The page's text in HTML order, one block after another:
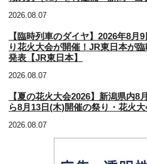
2026.08.07
【臨時列車のダイヤ】2026年8月
り花火大会が開催！JR東日本が
発表【JR東日本】
2026.08.07
【夏の花火大会2026】新潟県内8
ら8月13日(木)開催の祭り・花火大
2026.08.07